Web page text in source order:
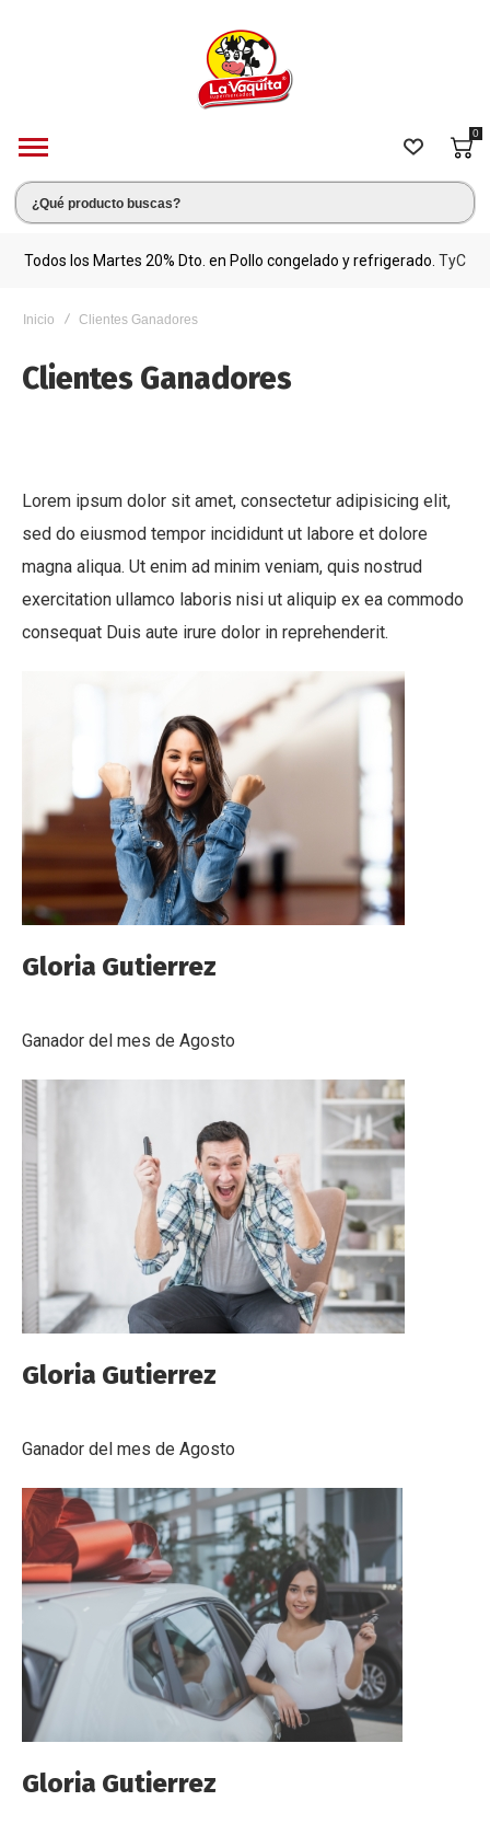
0
Todos los Martes 20% Dto. en Pollo congelado y refrigerado. TyC
Inicio Clientes Ganadores
Clientes Ganadores
Lorem ipsum dolor sit amet, consectetur adipisicing elit,
sed do eiusmod tempor incididunt ut labore et dolore
magna aliqua. Ut enim ad minim veniam, quis nostrud
exercitation ullamco laboris nisi ut aliquip ex ea commodo
consequat Duis aute irure dolor in reprehenderit.
Gloria Gutierrez
Ganador del mes de Agosto
Gloria Gutierrez
Ganador del mes de Agosto
Gloria Gutierrez